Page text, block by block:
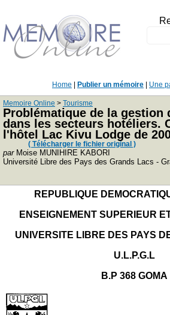
Home Publier un mémoire Une
Memoire Online > Tourisme
Problématique de la gestion
dans les secteurs hotéliers.
l'hôtel Lac Kivu Lodge de
( Télécharger le fichier original )
parMoise MUNIHIRE KABORI
Université Libre des Pays des Grands Lacs -
REPUBLIQUE
ENSEIGNEMENT SUPERIEUR
UNIVERSITE LIBRE DES PAYS
U.L.P.G.L
B.P 368 GOMA